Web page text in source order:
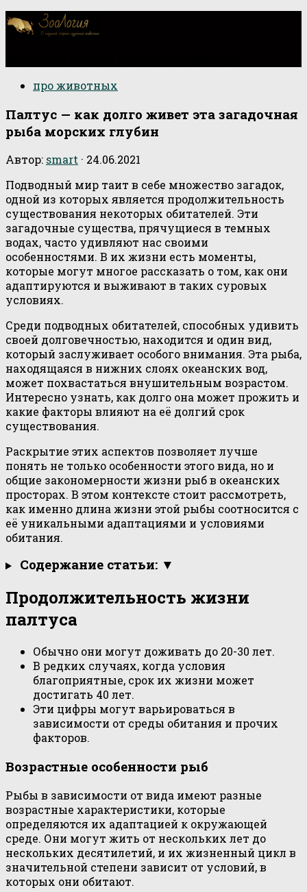
про животных
Палтус — как долго живет эта загадочная
рыба морских глубин
Автор: smart · 24.06.2021
Подводный мир таит в себе множество загадок,
одной из которых является продолжительность
существования некоторых обитателей. Эти
загадочные существа, прячущиеся в темных
водах, часто удивляют нас своими
особенностями. В их жизни есть моменты,
которые могут многое рассказать о том, как они
адаптируются и выживают в таких суровых
условиях.
Среди подводных обитателей, способных удивить
своей долговечностью, находится и один вид,
который заслуживает особого внимания. Эта рыба,
находящаяся в нижних слоях океанских вод,
может похвастаться внушительным возрастом.
Интересно узнать, как долго она может прожить и
какие факторы влияют на её долгий срок
существования.
Раскрытие этих аспектов позволяет лучше
понять не только особенности этого вида, но и
общие закономерности жизни рыб в океанских
просторах. В этом контексте стоит рассмотреть,
как именно длина жизни этой рыбы соотносится с
её уникальными адаптациями и условиями
обитания.
Содержание статьи: ▼
Продолжительность жизни
палтуса
Обычно они могут доживать до 20-30 лет.
В редких случаях, когда условия
благоприятные, срок их жизни может
достигать 40 лет.
Эти цифры могут варьироваться в
зависимости от среды обитания и прочих
факторов.
Возрастные особенности рыб
Рыбы в зависимости от вида имеют разные
возрастные характеристики, которые
определяются их адаптацией к окружающей
среде. Они могут жить от нескольких лет до
нескольких десятилетий, и их жизненный цикл в
значительной степени зависит от условий, в
которых они обитают.